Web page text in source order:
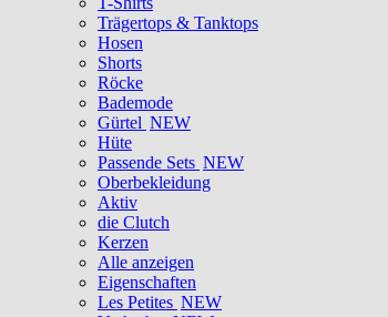
Trägertops & Tanktops
Hosen
Shorts
Röcke
Bademode
Gürtel NEW
Hüte
Passende Sets NEW
Oberbekleidung
Aktiv
die Clutch
Kerzen
Alle anzeigen
Eigenschaften
Les Petites NEW